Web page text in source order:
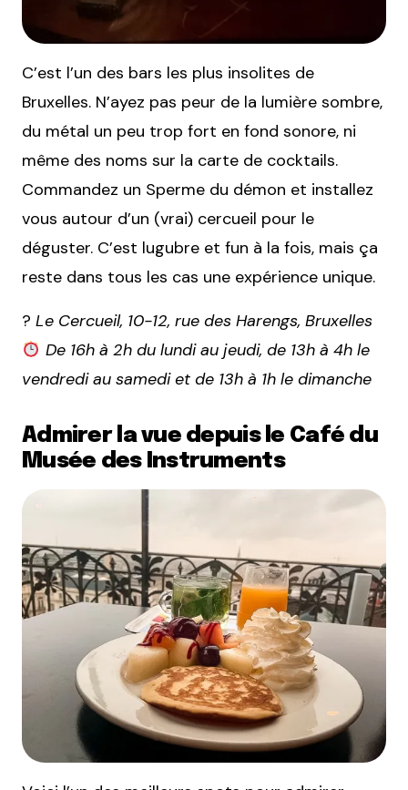
C’est l’un des bars les plus insolites de
Bruxelles. N’ayez pas peur de la lumière sombre,
du métal un peu trop fort en fond sonore, ni
même des noms sur la carte de cocktails.
Commandez un Sperme du démon et installez
vous autour d’un (vrai) cercueil pour le
déguster. C’est lugubre et fun à la fois, mais ça
reste dans tous les cas une expérience unique.
? Le Cercueil, 10-12, rue des Harengs, Bruxelles
De 16h à 2h du lundi au jeudi, de 13h à 4h le
vendredi au samedi et de 13h à 1h le dimanche
Admirer la vue depuis le Café du
Musée des Instruments